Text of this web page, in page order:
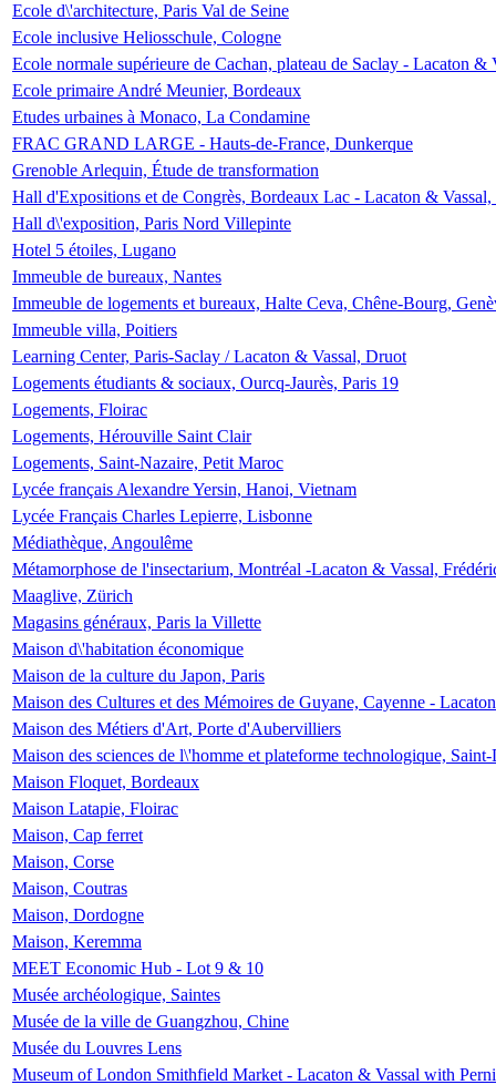
Ecole d\'architecture, Paris Val de Seine
Ecole inclusive Heliosschule, Cologne
Ecole normale supérieure de Cachan, plateau de Saclay - Lacaton &
Ecole primaire André Meunier, Bordeaux
Etudes urbaines à Monaco, La Condamine
FRAC GRAND LARGE - Hauts-de-France, Dunkerque
Grenoble Arlequin, Étude de transformation
Hall d'Expositions et de Congrès, Bordeaux Lac - Lacaton &
Hall d\'exposition, Paris Nord Villepinte
Hotel 5 étoiles, Lugano
Immeuble de bureaux, Nantes
Immeuble de logements et bureaux, Halte Ceva, Chêne-Bourg,
Immeuble villa, Poitiers
Learning Center, Paris-Saclay / Lacaton & Vassal, Druot
Logements étudiants & sociaux, Ourcq-Jaurès, Paris 19
Logements, Floirac
Logements, Hérouville Saint Clair
Logements, Saint-Nazaire, Petit Maroc
Lycée français Alexandre Yersin, Hanoi, Vietnam
Lycée Français Charles Lepierre, Lisbonne
Médiathèque, Angoulême
Métamorphose de l'insectarium, Montréal -Lacaton & Vassal,
Maaglive, Zürich
Magasins généraux, Paris la Villette
Maison d\'habitation économique
Maison de la culture du Japon, Paris
Maison des Cultures et des Mémoires de Guyane, Cayenne -
Maison des Métiers d'Art, Porte d'Aubervilliers
Maison des sciences de l\'homme et plateforme technologique,
Maison Floquet, Bordeaux
Maison Latapie, Floirac
Maison, Cap ferret
Maison, Corse
Maison, Coutras
Maison, Dordogne
Maison, Keremma
MEET Economic Hub - Lot 9 & 10
Musée archéologique, Saintes
Musée de la ville de Guangzhou, Chine
Musée du Louvres Lens
Museum of London Smithfield Market - Lacaton & Vassal with